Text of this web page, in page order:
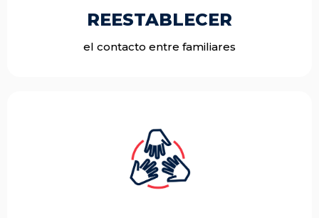
REESTABLECER
el contacto entre familiares